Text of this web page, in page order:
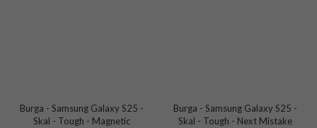
Burga - Samsung Galaxy S25 -
Skal - Tough - Magnetic
Burga - Samsung Galaxy S25 -
Skal - Tough - Next Mistake